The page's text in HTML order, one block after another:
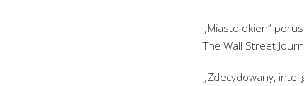
„Miasto okien”
The Wall Street
„Zdecydowany,